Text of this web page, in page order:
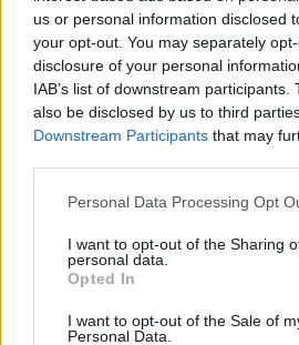
us or personal information disclosed
your opt-out. You may separately
disclosure of your personal
IAB’s list of downstream
also be disclosed by us to third
Downstream Participants that may
Personal Data Processing Opt
I want to opt-out of the Sharing
personal data.
Opted In
I want to opt-out of the Sale of
Personal Data.
Publicidad